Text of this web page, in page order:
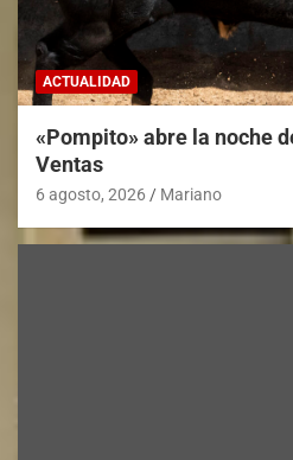
ACTUALIDAD
«Pompito» abre la noche
Ventas
6 agosto, 2026 Mariano